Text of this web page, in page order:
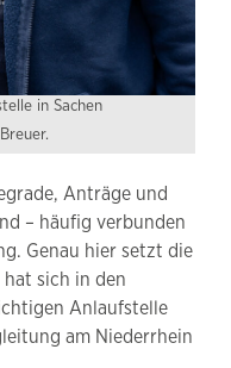
in Sachen
Anträge und
– häufig verbunden
Genau hier setzt die
hat sich in den
Anlaufstelle
am Niederrhein